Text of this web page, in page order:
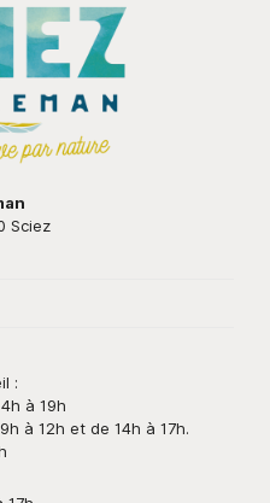
Sciez
:
à 19h
à 12h et de 14h à 17h.